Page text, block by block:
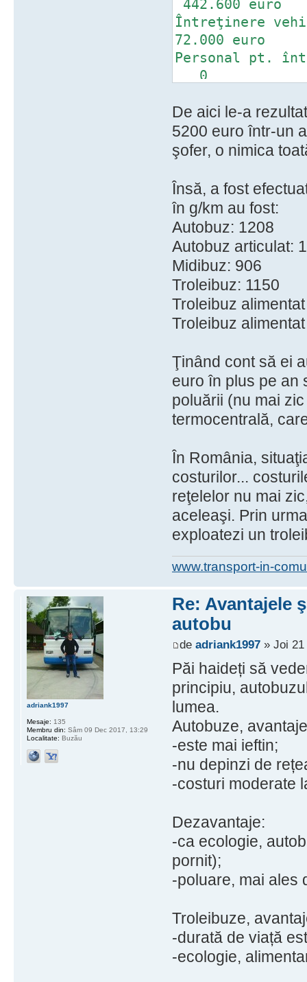
442.600 euro
72.000 euro
Personal pt.
0
0
24.000 euro
Cost
31.000 euro
(pe
(10 ani)
De aici le-a
5200 euro într-un
şofer, o nimica
Însă, a fost
în g/km au fost:
Autobuz: 1208
Autobuz articulat:
Midibuz: 906
Troleibuz: 1150
Troleibuz
Troleibuz
Ţinând cont să ei
euro în plus pe an
poluării (nu mai
termocentrală,
În România,
costurilor...
reţelelor nu mai
aceleaşi. Prin
exploatezi un
www.transport-in-
Re: Avantajele
autobu
de adriank1997» Joi 21
Păi haideți să
principiu,
lumea.
Autobuze,
-este mai ieftin;
-nu depinzi de
-costuri moderate
Dezavantaje:
-ca ecologie,
pornit);
-poluare, mai ales
Troleibuze,
-durată de viață
-ecologie,
adriank1997
Mesaje: 135
Membru din: Sâm 09 Dec 2017, 13:29
Localitate: Buzău